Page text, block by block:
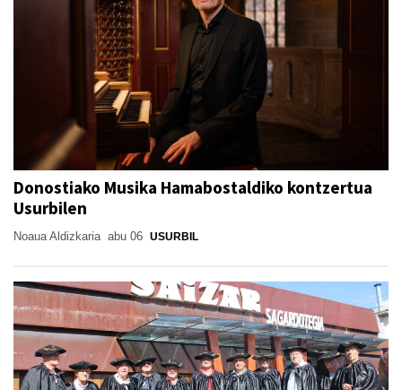
Donostiako Musika Hamabostaldiko kontzertua
Usurbilen
Noaua Aldizkaria abu 06 USURBIL